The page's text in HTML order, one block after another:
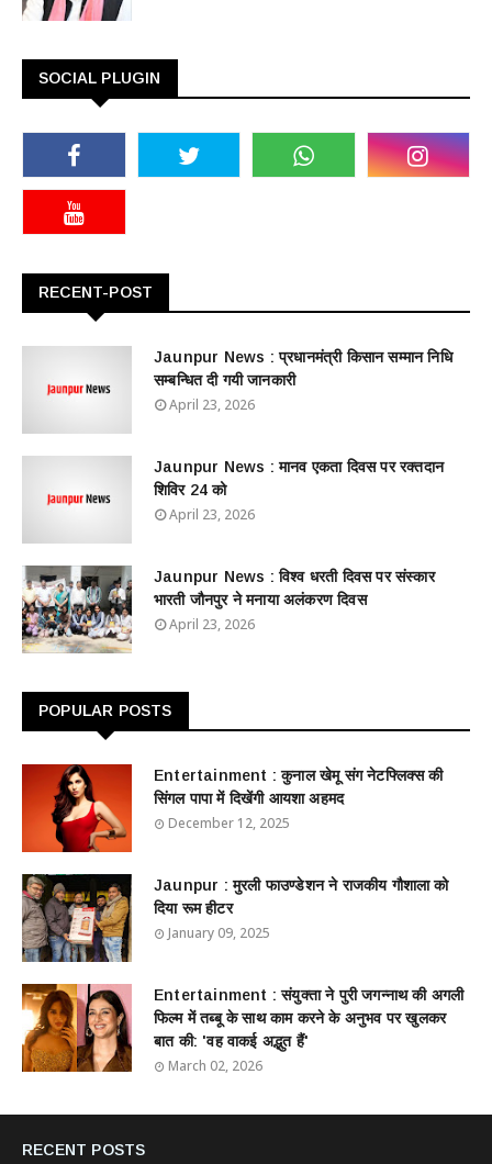
SOCIAL PLUGIN
RECENT-POST
Jaunpur News : ​प्रधानमंत्री किसान सम्मान निधि
सम्बन्धित दी गयी जानकारी
April 23, 2026
Jaunpur News : ​मानव एकता दिवस पर रक्तदान
शिविर 24 को
April 23, 2026
Jaunpur News : विश्व धरती दिवस पर संस्कार
भारती जौनपुर ने मनाया अलंकरण दिवस
April 23, 2026
POPULAR POSTS
Entertainment : ​​​​कुनाल खेमू संग नेटफ्लिक्स की
सिंगल पापा में दिखेंगी आयशा अहमद
December 12, 2025
Jaunpur : ​मुरली फाउण्डेशन ने राजकीय गौशाला को
दिया रूम हीटर
January 09, 2025
Entertainment : ​संयुक्ता ने पुरी जगन्नाथ की अगली
फिल्म में तब्बू के साथ काम करने के अनुभव पर खुलकर
बात की: 'वह वाकई अद्भुत हैं'
March 02, 2026
RECENT POSTS